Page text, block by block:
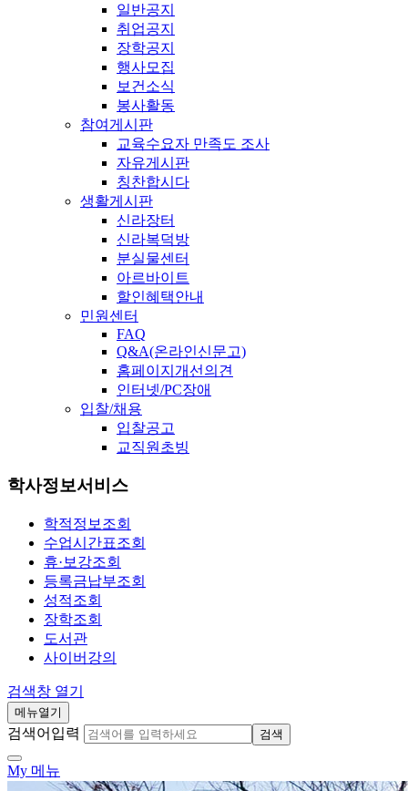
일반공지
취업공지
장학공지
행사모집
보건소식
봉사활동
참여게시판
교육수요자 만족도 조사
자유게시판
칭찬합시다
생활게시판
신라장터
신라복덕방
분실물센터
아르바이트
할인혜택안내
민원센터
FAQ
Q&A(온라인신문고)
홈페이지개선의견
인터넷/PC장애
입찰/채용
입찰공고
교직원초빙
학사정보서비스
학적정보조회
수업시간표조회
휴·보강조회
등록금납부조회
성적조회
장학조회
도서관
사이버강의
검색창 열기
메뉴열기
검색어입력 검색
My 메뉴